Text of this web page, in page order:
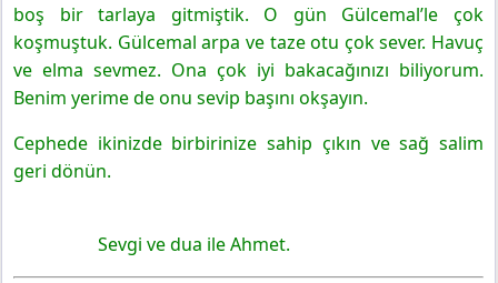
boş bir tarlaya gitmiştik. O gün Gülcemal’le çok
koşmuştuk. Gülcemal arpa ve taze otu çok sever. Havuç
ve elma sevmez. Ona çok iyi bakacağınızı biliyorum.
Benim yerime de onu sevip başını okşayın.
Cephede ikinizde birbirinize sahip çıkın ve sağ salim
geri dönün.
Sevgi ve dua ile Ahmet.